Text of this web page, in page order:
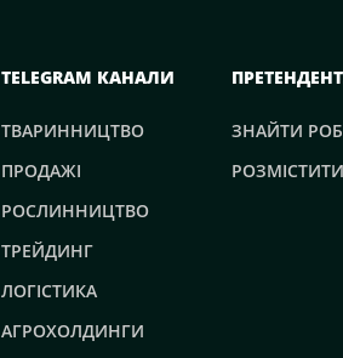
TELEGRAM КАНАЛИ
ТВАРИННИЦТВО
ПРОДАЖІ
РОСЛИННИЦТВО
ТРЕЙДИНГ
ЛОГІСТИКА
АГРОХОЛДИНГИ
ЗНАЙТИ